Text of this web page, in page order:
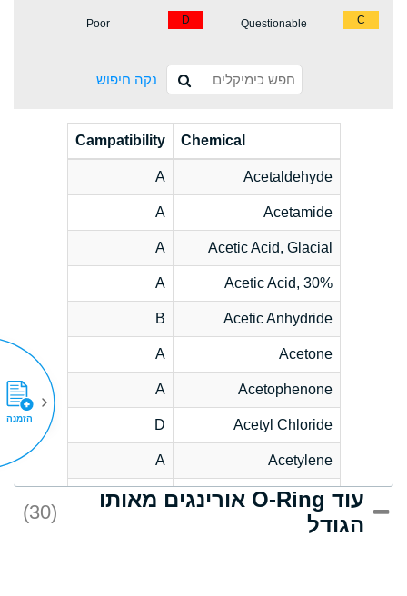
C
Questionable
D
Poor
נקה חיפוש
Chemical
Campatibility
Acetaldehyde
A
Acetamide
A
Acetic Acid, Glacial
A
Acetic Acid, 30%
A
Acetic Anhydride
B
Acetone
A
Acetophenone
A
Acetyl Chloride
D
Acetylene
A
Acrlylonitrile
D
Adipic Acid
עוד O-Ring אורינגים מאותו
הגודל
(30)
הזמנה